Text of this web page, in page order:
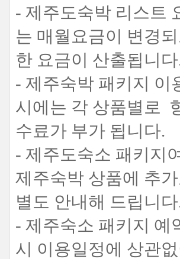
- 제주도숙박 리스트
는 매월요금이 변경
한 요금이 산출됩니
- 제주숙박 패키지 이
시에는 각 상품별로
수료가 부가 됩니다.
- 제주도숙소 패키지
제주숙박 상품에 추
별도 안내해 드립니
- 제주숙소 패키지 예
시 이용일정에 상관